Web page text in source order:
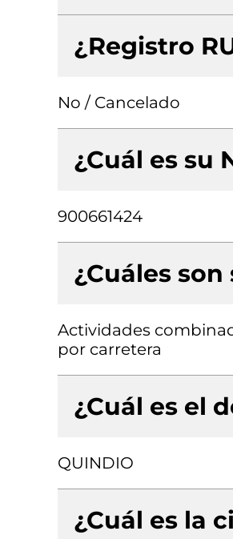
¿Registro
No / Cancelado
¿Cuál es su
900661424
¿Cuáles
Actividades
por carretera
¿Cuál es el
QUINDIO
¿Cuál es la